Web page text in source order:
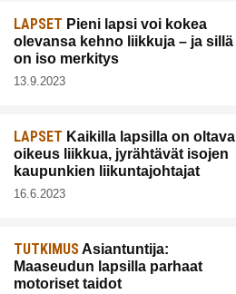
LAPSET Pieni lapsi voi kokea
olevansa kehno liikkuja – ja sillä
on iso merkitys
13.9.2023
LAPSET Kaikilla lapsilla on oltava
oikeus liikkua, jyrähtävät isojen
kaupunkien liikuntajohtajat
16.6.2023
TUTKIMUSAsiantuntija:
Maaseudun lapsilla parhaat
motoriset taidot